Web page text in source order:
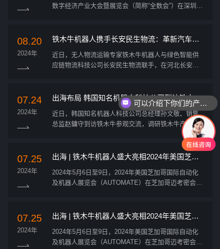
数字经济产业大会暨展览会（简称“全数会”）在深圳福
数字经济企...
08.20
2024年
铁木牛机器人携手长安民生物流：革新汽车物
流无人配送 树立行业领域标杆
近日，无人物流运输专家铁木牛机器人与绿色智能供
应链物流科技公司长安民生物流联手，在河北长安民
和降本增效。 ...
07.24
2024年
出海布局 韩国知名机器人科技公司到访铁木牛
考察交流
近日，韩国知名机器人科技公司总经理孙文敬、销售
总监赵鏞守到访铁木牛参观交流，调研铁木牛产品情
数字孪生事业部总经理邹利平等一行热烈欢迎他们
的...
07.25
2024年
出海 | 铁木牛机器人盛大亮相2024年美国芝加
哥国际自动化及机器人展览会
2024年5月6日至9日，2024年美国芝加哥国际自动化
及机器人展览会（AUTOMATE）在芝加哥迈考密会展
工业自动化展览会之一，汇集...
07.25
2024年
出海 | 铁木牛机器人盛大亮相2024年美国芝加
哥国际自动化及机器人展览会
2024年5月6日至9日，2024年美国芝加哥国际自动化
及机器人展览会（AUTOMATE）在芝加哥迈考密会展